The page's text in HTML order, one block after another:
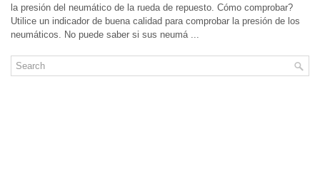
la presión del neumático de la rueda de repuesto. Cómo comprobar?
Utilice un indicador de buena calidad para comprobar la presión de los
neumáticos. No puede saber si sus neumá ...